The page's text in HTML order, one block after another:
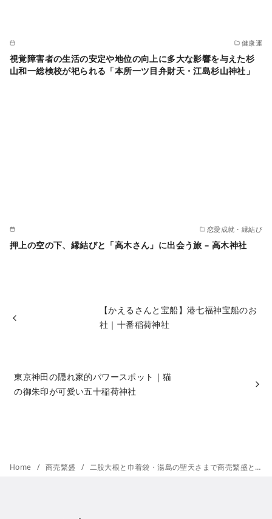
健康運
視覚障害者の生活の安定や地位の向上に多大な影響を与えた杉
山和一総検校が祀られる「本所一ツ目弁財天・江島杉山神社」
恋愛成就・縁結び
押上の空の下、縁結びと「高木さん」に出会う旅 – 高木神社
【かえるさんと宝船】港七福神宝船のお
社｜十番稲荷神社
東京神田の隠れ家的パワースポット｜猫
の御朱印が可愛い五十稲荷神社
Home 商売繁盛 二股大根と巾着袋・湯島の聖天さまで商売繁盛と子孫繁栄、柳の井で美髪のご利益｜天台宗心城院（湯島聖天）